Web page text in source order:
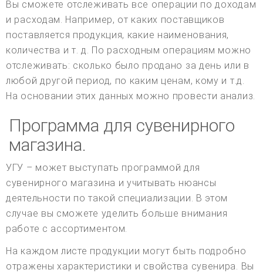
Вы сможете отслеживать все операции по доходам
и расходам. Например, от каких поставщиков
поставляется продукция, какие наименования,
количества и т. д. По расходным операциям можно
отслеживать: сколько было продано за день или в
любой другой период, по каким ценам, кому и т.д.
На основании этих данных можно провести анализ.
Программа для сувенирного
магазина.
УГУ – может выступать программой для
сувенирного магазина и учитывать нюансы
деятельности по такой специализации. В этом
случае вы сможете уделить больше внимания
работе с ассортиментом.
На каждом листе продукции могут быть подробно
отражены характеристики и свойства сувенира. Вы